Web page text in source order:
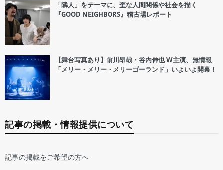
「隣人」をテーマに、歪な人間関係や社会を描く
『GOOD NEIGHBORS』稽古場レポート
【舞台写真あり】前川昂哉・谷内伸也 W主演、無情報
「メリー・メリー・メリーゴーランド」いよいよ開幕！
記事の掲載・情報提供について
記事の掲載をご希望の方へ